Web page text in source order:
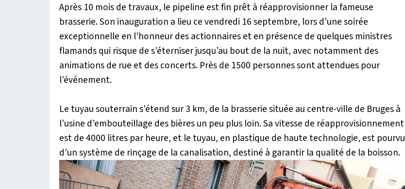
Après 10 mois de travaux, le pipeline est fin prêt à réapprovisionner la fameuse
brasserie. Son inauguration a lieu ce vendredi 16 septembre, lors d’une soirée
exceptionnelle en l’honneur des actionnaires et en présence de quelques ministres
flamands qui risque de s’éterniser jusqu’au bout de la nuit, avec notamment des
animations de rue et des concerts. Près de 1500 personnes sont attendues pour
l’événement.
Le tuyau souterrain s’étend sur 3 km, de la brasserie située au centre-ville de Bruges à
l’usine d’embouteillage des bières un peu plus loin. Sa vitesse de réapprovisionnement
est de 4000 litres par heure, et le tuyau, en plastique de haute technologie, est pourvu
d’un système de rinçage de la canalisation, destiné à garantir la qualité de la boisson.